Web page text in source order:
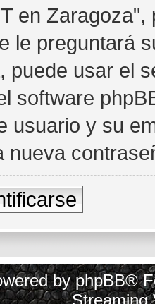
en
le preguntará
puede usar el
software
usuario y su
nueva
byphpBB®
Streaming